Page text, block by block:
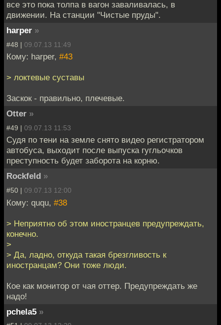
все это пока толпа в вагон заваливалась, в
движении. На станции "Чистые пруды".
harper »
#48 | 09.07.13 11:49
Кому: harper, #43
> локтевые суставы
Заскок - правильно, плечевые.
Otter »
#49 | 09.07.13 11:53
Судя по тени на земле снято видео регистратором
автобуса, выходит после выпуска гугльочков
преступность будет заборота на корню.
Rockfeld »
#50 | 09.07.13 12:00
Кому: ququ, #38
> Неприятно об этом иностранцев предупреждать,
конечно.
>
> Да, ладно, откуда такая брезгливость к
иностранцам? Они тоже люди.
Кое как монитор от чая оттер. Предупреждать же
надо!
pchela5 »